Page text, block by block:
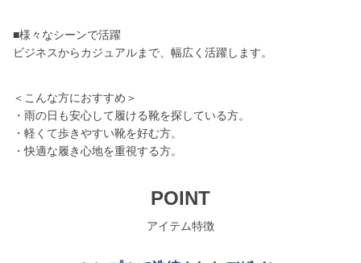
■様々なシーンで活躍
ビジネスからカジュアルまで、幅広く活躍します。
＜こんな方におすすめ＞
・雨の日も安心して履ける靴を探している方。
・軽くて歩きやすい靴を好む方。
・快適な履き心地を重視する方。
POINT
アイテム特徴